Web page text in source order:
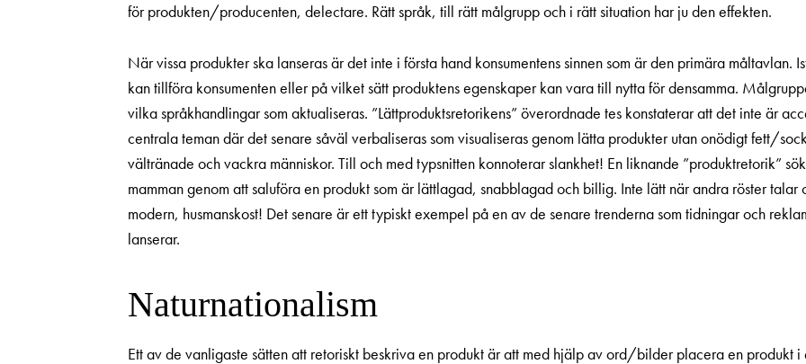
för produkten/producenten, delectare. Rätt språk, till rätt målgrupp och i rätt situation har ju den effekten.
När vissa produkter ska lanseras är det inte i första hand konsumentens sinnen som är den primära måltavlan.
kan tillföra konsumenten eller på vilket sätt produktens egenskaper kan vara till nytta för densamma.
vilka språkhandlingar som aktualiseras. ”Lättproduktsretorikens” överordnade tes konstaterar att det inte är
centrala teman där det senare såväl verbaliseras som visualiseras genom lätta produkter utan onödigt fett/
vältränade och vackra människor. Till och med typsnitten konnoterar slankhet! En liknande ”produktretorik”
mamman genom att saluföra en produkt som är lättlagad, snabblagad och billig. Inte lätt när andra röster
modern, husmanskost! Det senare är ett typiskt exempel på en av de senare trenderna som tidningar och
lanserar.
Naturnationalism
Ett av de vanligaste sätten att retoriskt beskriva en produkt är att med hjälp av ord/bilder placera en produkt i